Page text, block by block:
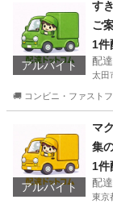
アルバイト
す
ご
1件
配
太田
🚚 コンビニ・ファスト
アルバイト
マ
集
1件
配
東京